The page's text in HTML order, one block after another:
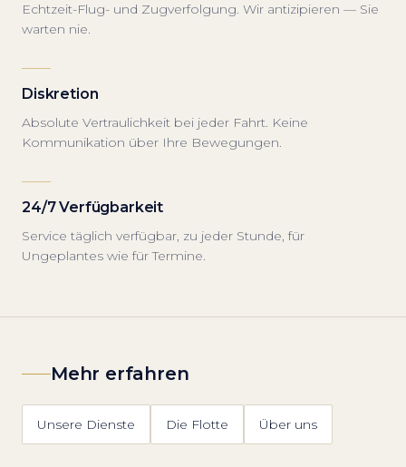
Echtzeit-Flug- und Zugverfolgung. Wir antizipieren — Sie
warten nie.
Diskretion
Absolute Vertraulichkeit bei jeder Fahrt. Keine
Kommunikation über Ihre Bewegungen.
24/7 Verfügbarkeit
Service täglich verfügbar, zu jeder Stunde, für
Ungeplantes wie für Termine.
Mehr erfahren
Unsere Dienste Die Flotte Über uns